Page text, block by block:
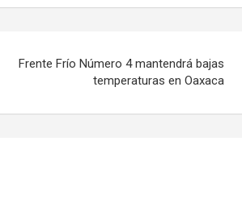
Frente Frío Número 4 mantendrá bajas
temperaturas en Oaxaca